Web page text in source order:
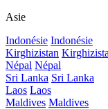
Asie
Indonésie Indonésie
Kirghizistan
Népal Népal
Sri Lanka Sri Lanka
Laos Laos
Maldives Maldives